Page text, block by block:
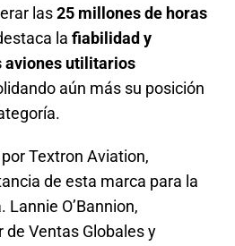
las25 millones de horas
la fiabilidad y
aviones utilitarios
aún más su posición
Textron Aviation,
de esta marca para la
O’Bannion,
Ventas Globales y